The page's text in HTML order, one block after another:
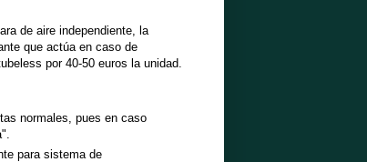
de aire independiente, la
que actúa en caso de
por 40-50 euros la unidad.
normales, pues en caso
para sistema de